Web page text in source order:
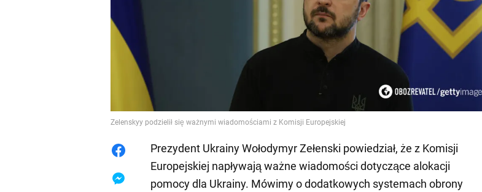
Zelenskyy podzielił się ważnymi wiadomościami z Komisji Europejskiej
Prezydent Ukrainy Wołodymyr Zełenski powiedział, że z Komisji
Europejskiej napływają ważne wiadomości dotyczące alokacji
pomocy dla Ukrainy. Mówimy o dodatkowych systemach obrony